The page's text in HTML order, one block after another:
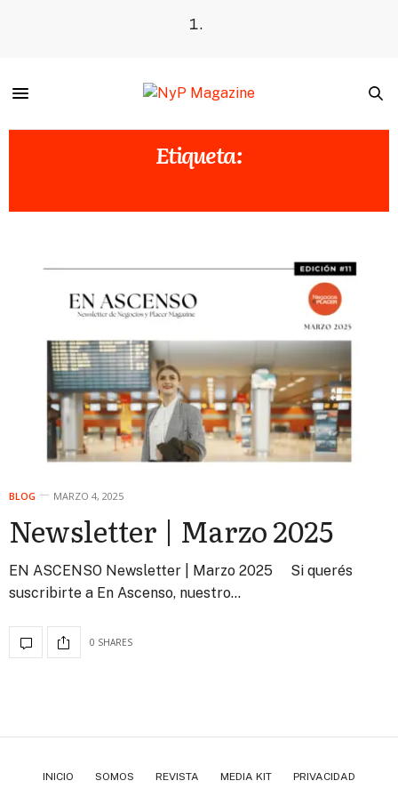
Etiqueta:
BLOG MARZO 4, 2025
Newsletter | Marzo 2025
EN ASCENSO Newsletter | Marzo 2025 Si querés
suscribirte a En Ascenso, nuestro…
0 SHARES
INICIO SOMOS REVISTA MEDIA KIT PRIVACIDAD